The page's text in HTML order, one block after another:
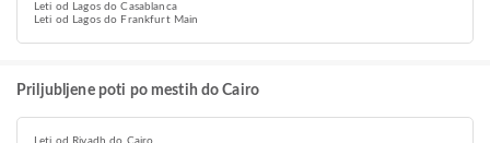
Leti od Lagos do Casablanca
Leti od Lagos do Frankfurt Main
Priljubljene poti po mestih do Cairo
Leti od Riyadh do Cairo